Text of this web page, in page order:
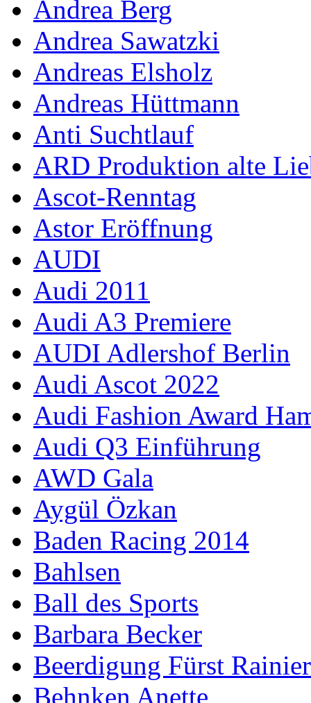
Andrea Berg
Andrea Sawatzki
Andreas Elsholz
Andreas Hüttmann
Anti Suchtlauf
ARD Produktion alte
Ascot-Renntag
Astor Eröffnung
AUDI
Audi 2011
Audi A3 Premiere
AUDI Adlershof Berlin
Audi Ascot 2022
Audi Fashion Award
Audi Q3 Einführung
AWD Gala
Aygül Özkan
Baden Racing 2014
Bahlsen
Ball des Sports
Barbara Becker
Beerdigung Fürst Rainier
Behnken Anette